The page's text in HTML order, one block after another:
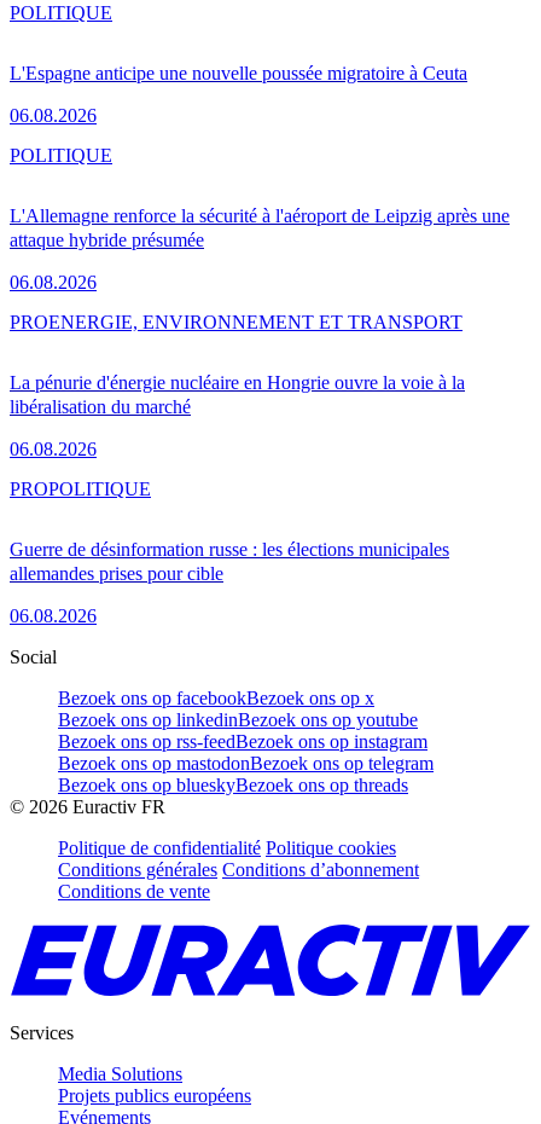
L'Espagne anticipe une nouvelle poussée migratoire à Ceuta
06.08.2026
POLITIQUE
L'Allemagne renforce la sécurité à l'aéroport de Leipzig après une
attaque hybride présumée
06.08.2026
POLITIQUE
La pénurie d'énergie nucléaire en Hongrie ouvre la voie à la
libéralisation du marché
06.08.2026
PROENERGIE, ENVIRONNEMENT ET TRANSPORT
Guerre de désinformation russe : les élections municipales
allemandes prises pour cible
06.08.2026
PROPOLITIQUE
Social
Bezoek ons op facebookBezoek ons op x
Bezoek ons op linkedinBezoek ons op youtube
Bezoek ons op rss-feedBezoek ons op instagram
Bezoek ons op mastodonBezoek ons op telegram
Bezoek ons op blueskyBezoek ons op threads
© 2026 Euractiv FR
Politique de confidentialité Politique cookies
Conditions générales Conditions d’abonnement
Conditions de vente
Services
Media Solutions
Projets publics européens
Evénements